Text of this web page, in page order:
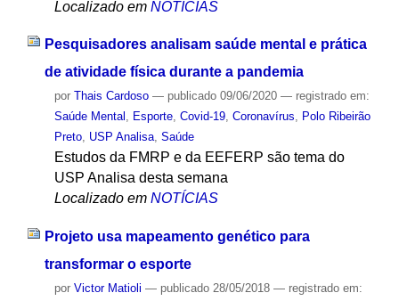
Localizado em NOTÍCIAS
Pesquisadores analisam saúde mental e prática
de atividade física durante a pandemia
por Thais Cardoso — publicado09/06/2020 — registrado em:
Saúde Mental , Esporte, Covid-19, Coronavírus, Polo Ribeirão
Preto, USP Analisa, Saúde
Estudos da FMRP e da EEFERP são tema do
USP Analisa desta semana
Localizado em NOTÍCIAS
Projeto usa mapeamento genético para
transformar o esporte
por Victor Matioli — publicado28/05/2018 — registrado em: